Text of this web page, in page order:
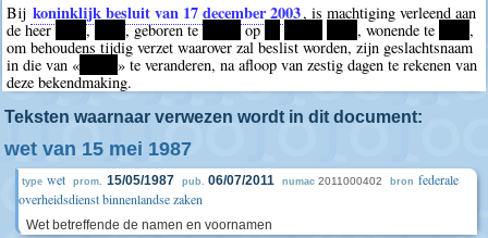
Bij koninklijk besluit van 17 december 2003, is machtiging verleend aan
de heer ****, ****, geboren te *****op ** ****, wonende te ****,
om behoudens tijdig verzet waarover zal beslist worden, zijn geslachtsnaam
in die van « *****» te veranderen, na afloop van zestig dagen te rekenen van
deze bekendmaking.
Teksten waarnaar verwezen wordt in dit document:
wet van 15 mei 1987
type wet prom. 15/05/1987 pub. 06/07/2011 numac 2011000402 bron federale
overheidsdienst binnenlandse zaken
Wet betreffende de namen en voornamen